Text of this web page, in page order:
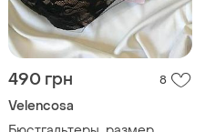
490 грн 8
Velencosa